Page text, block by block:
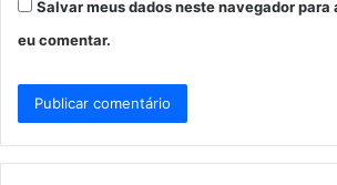
Salvar meus dados neste navegador para
eu comentar.